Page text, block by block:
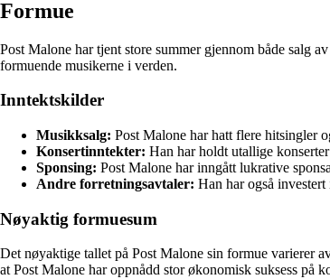
Formue
Post Malone har tjent store summer gjennom både salg
formuende musikerne i verden.
Inntektskilder
Musikksalg: Post Malone har hatt flere hitsingler
Konsertinntekter: Han har holdt utallige
Sponsing: Post Malone har inngått lukrative
Andre forretningsavtaler: Han har også
Nøyaktig formuesum
Det nøyaktige tallet på Post Malone sin formue varierer
at Post Malone har oppnådd stor økonomisk suksess på